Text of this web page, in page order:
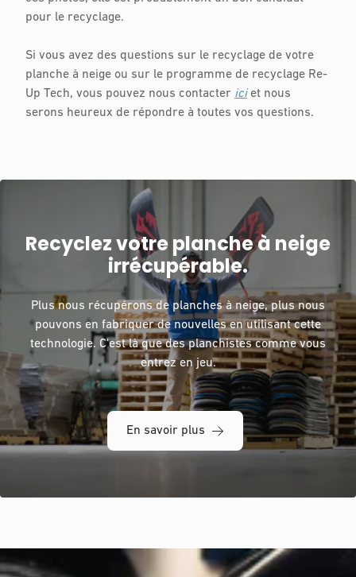
pour le recyclage.
Si vous avez des questions sur le recyclage de votre
planche à neige ou sur le programme de recyclage Re-
Up Tech, vous pouvez nous contacter iciet nous
serons heureux de répondre à toutes vos questions.
Recyclez votre planche à neige
irrécupérable.
Plus nous récupérons de planches à neige, plus nous
pouvons en fabriquer de nouvelles en utilisant cette
technologie. C'est là que des planchistes comme vous
entrez en jeu.
En savoir plus